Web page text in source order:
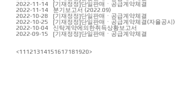
2022-11-14
[기재정정]단일판매ㆍ공급계약체결
2022-11-14
분기보고서 (2022.09)
2022-10-28
[기재정정]단일판매ㆍ공급계약체결
2022-10-25
[기재정정]단일판매ㆍ공급계약체결(자율공시)
2022-10-04
신탁계약에의한취득상황보고서
2022-09-15
[기재정정]단일판매ㆍ공급계약체결
<11 121314151617181920>